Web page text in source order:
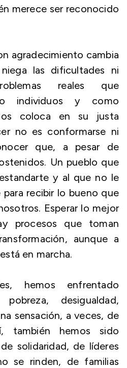
merece ser reconocido
agradecimiento cambia
las dificultades ni
reales que
individuos y como
coloca en su justa
no es conformarse ni
que, a pesar de
Un pueblo que
y al que no le
recibir lo bueno que
Esperar lo mejor
procesos que toman
aunque a
en marcha.
hemos enfrentado
desigualdad,
sensación, a veces, de
también hemos sido
solidaridad, de líderes
se rinden, de familias